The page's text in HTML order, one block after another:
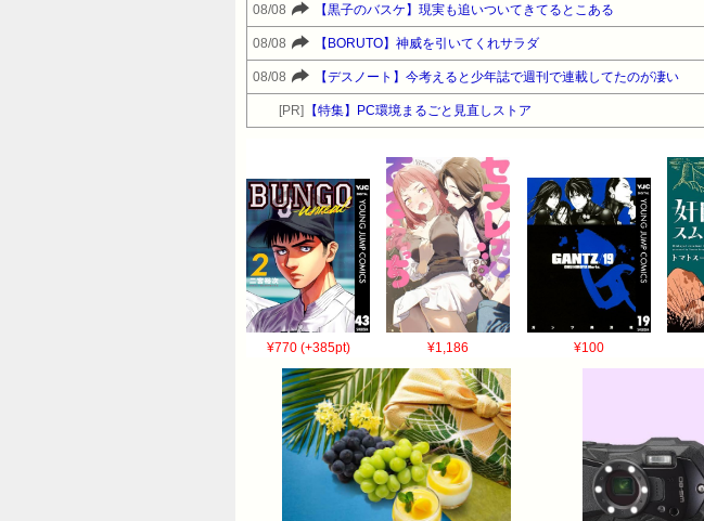
08/08 【黒子のバスケ】現実も追いついてきてるとこある
08/08 【BORUTO】神威を引いてくれサラダ
08/08 【デスノート】今考えると少年誌で週刊で連載してたのが凄い
[PR] 【特集】PC環境まるごと見直しストア
¥770 (+385pt) ¥1,186 ¥100